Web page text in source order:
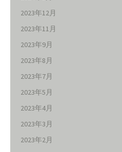
2023年12月
2023年11月
2023年9月
2023年8月
2023年7月
2023年5月
2023年4月
2023年3月
2023年2月